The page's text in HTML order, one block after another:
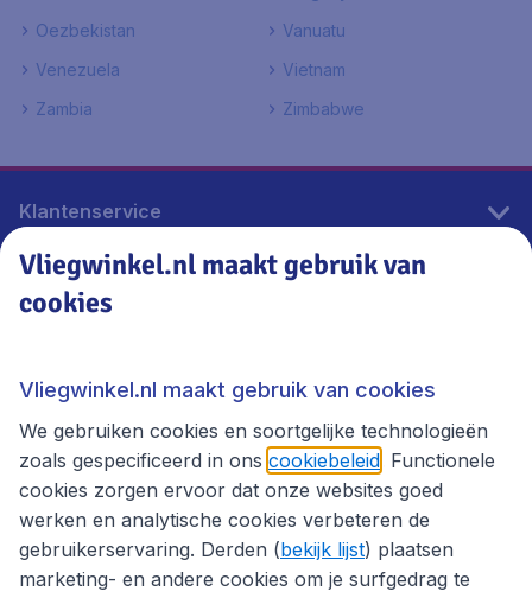
Oezbekistan
Vanuatu
Venezuela
Vietnam
Zambia
Zimbabwe
Klantenservice
Vliegwinkel.nl
Thema's
Vliegwinkel.nl maakt gebruik van
cookies
Vliegwinkel.nl maakt gebruik van cookies
We gebruiken cookies en soortgelijke technologieën
zoals gespecificeerd in ons cookiebeleid . Functionele
cookies zorgen ervoor dat onze websites goed
werken en analytische cookies verbeteren de
gebruikerservaring. Derden (bekijk lijst) plaatsen
marketing- en andere cookies om je surfgedrag te